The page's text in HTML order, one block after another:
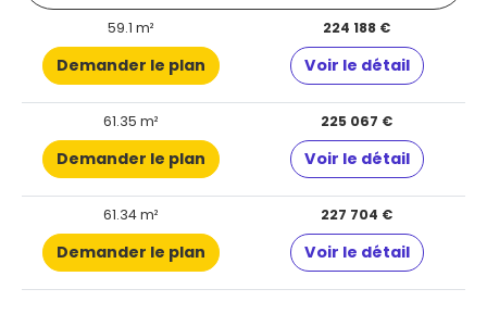
59.1 m² 224 188 €
Demander le plan Voir le détail
61.35 m² 225 067 €
Demander le plan Voir le détail
61.34 m² 227 704 €
Demander le plan Voir le détail